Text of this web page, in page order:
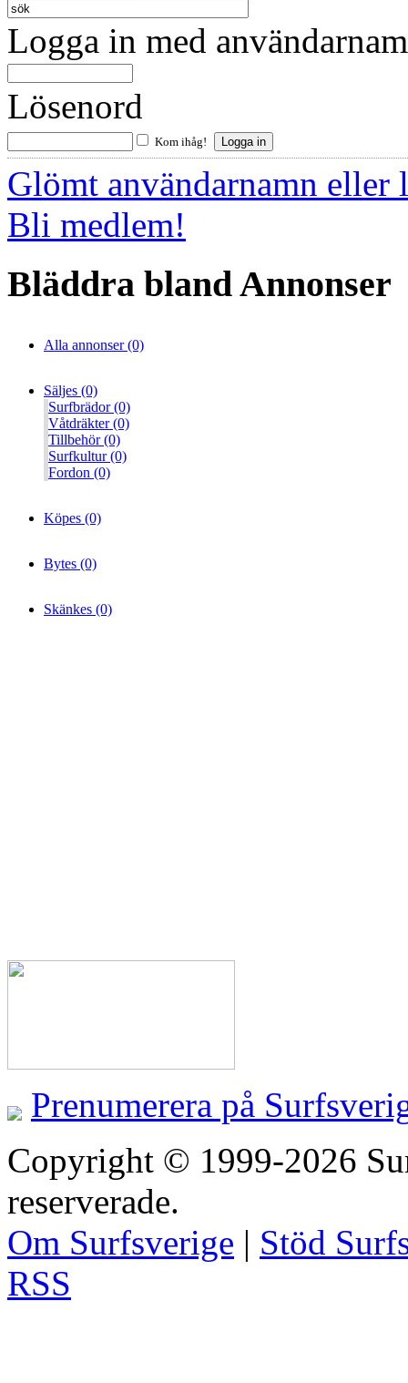
Logga in med
Lösenord
Kom ihåg!
Glömt användarnamn eller
Bli medlem!
Bläddra bland Annonser
Alla annonser (0)
Säljes (0)
Surfbrädor (0)
Våtdräkter (0)
Tillbehör (0)
Surfkultur (0)
Fordon (0)
Köpes (0)
Bytes (0)
Skänkes (0)
Prenumerera på
Copyright © 1999-2026
reserverade.
Om Surfsverige | Stöd
RSS